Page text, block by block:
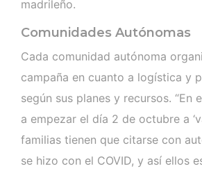
madrileño.
Comunidades Autónomas
Cada comunidad autónoma
campaña en cuanto a logística y
según sus planes y recursos. “En
a empezar el día 2 de octubre a
familias tienen que citarse con
se hizo con el COVID, y así ellos